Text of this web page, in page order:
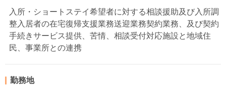
入所・ショートステイ希望者に対する相談援助及び入所調
整入居者の在宅復帰支援業務送迎業務契約業務、及び契約
手続きサービス提供、苦情、相談受付対応施設と地域住
民、事業所との連携
勤務地